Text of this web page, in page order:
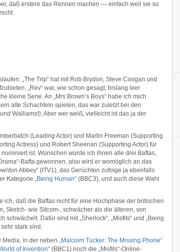
daß erstere das Rennen machen — einfach weil sie so
„The Trip“ hat mit Rob Brydon, Steve Coogan und
„Rev“ war, wie schon gesagt, bislang leer
kleine Serie. An „Mrs Brown’s Boys“ habe ich mich
alte Schachteln spielen, das war zuletzt bei den
Walliams!). Aber wer weiß, vielleicht ist das ja der
(Leading Actor) und Martin Freeman (Supporting
Actress) und Robert Sheenan (Supporting Actor) für
ist. Wünschen würde ich ihnen alle drei Baftas,
Bafta gewonnen, also wird er womöglich an das
Abbey“ (ITV1), das Gerüchten zufolge ja ebenfalls
Kategorie „Being Human“ (BBC3), und auch diese Wahl
ich, daß die Baftas nicht für eine Hochphase der britischen
Sketch- wie Sitcom-, schwächer als die älteren, von
Dafür sind mit „Sherlock“, „Misfits“ und „Being
stark sind.
Media, in der neben „Malcolm Tucker: The Missing Phone“
of Invention“ (BBC1) noch die „Misfits“-Online-